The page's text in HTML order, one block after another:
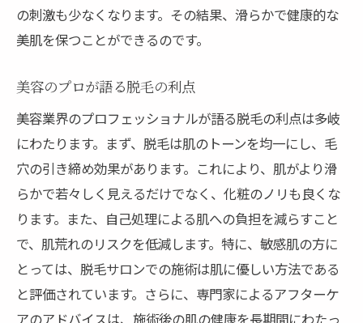
の刺激も少なくなります。その結果、滑らかで健康的な
美肌を保つことができるのです。
美容のプロが語る脱毛の利点
美容業界のプロフェッショナルが語る脱毛の利点は多岐
にわたります。まず、脱毛は肌のトーンを均一にし、毛
穴の引き締め効果があります。これにより、肌がより滑
らかで若々しく見えるだけでなく、化粧のノリも良くな
ります。また、自己処理による肌への負担を減らすこと
で、肌荒れのリスクを低減します。特に、敏感肌の方に
とっては、脱毛サロンでの施術は肌に優しい方法である
と評価されています。さらに、専門家によるアフターケ
アのアドバイスは、施術後の肌の健康を長期間にわたっ